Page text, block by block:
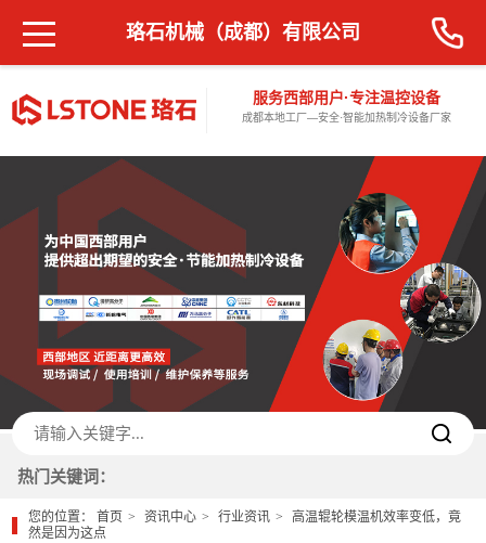
服务西部用户·专注温控设备
成都本地工厂—安全·智能加热制冷设备厂家
珞石机械（成都）有限公司
热门关键词：
您的位置：首页 资讯中心 行业资讯
高温辊轮模温机效率变低，竟
然是因为这点